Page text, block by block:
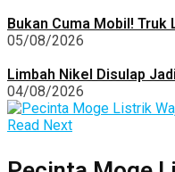
Bukan Cuma Mobil!
05/08/2026
Limbah Nikel Disulap
04/08/2026
Read Next